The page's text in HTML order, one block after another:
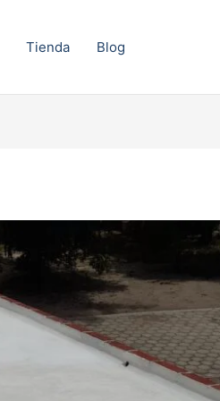
Tienda Blog